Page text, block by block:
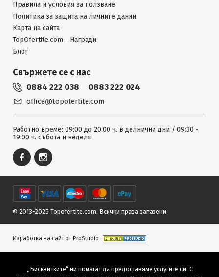
Правила и условия за ползване
Политика за защита на личните данни
Карта на сайта
TopOfertite.com - Награди
Блог
Свържете се с нас
0884 222 038 0883 222 024
office@topofertite.com
Работно време: 09:00 до 20:00 ч. в делнични дни / 09:30 -
19:00 ч. събота и неделя
© 2013-2025 Topofertite.com. Всички права запазени
Изработка на сайт от ProStudio
„Бисквитките“ ни помагат да предоставяме услугите си. С